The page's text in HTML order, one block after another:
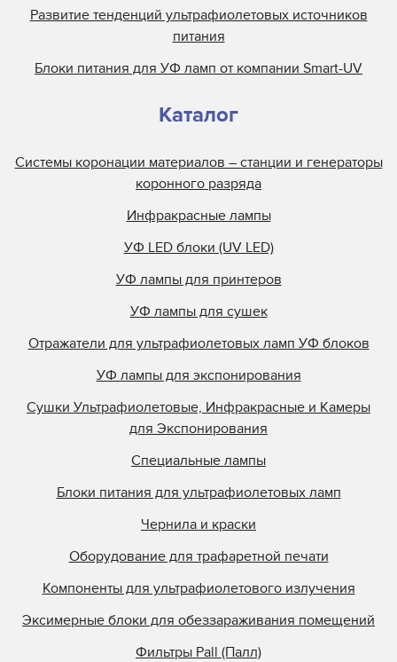
Развитие тенденций ультрафиолетовых источников
питания
Блоки питания для УФ ламп от компании Smart-UV
Каталог
Системы коронации материалов – станции и генераторы
коронного разряда
Инфракрасные лампы
УФ LED блоки (UV LED)
УФ лампы для принтеров
УФ лампы для сушек
Отражатели для ультрафиолетовых ламп УФ блоков
УФ лампы для экспонирования
Сушки Ультрафиолетовые, Инфракрасные и Камеры
для Экспонирования
Специальные лампы
Блоки питания для ультрафиолетовых ламп
Чернила и краски
Оборудование для трафаретной печати
Компоненты для ультрафиолетового излучения
Эксимерные блоки для обеззараживания помещений
Фильтры Pall (Палл)